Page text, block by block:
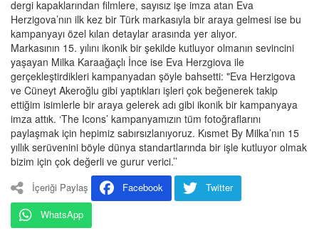
dergi kapaklarından filmlere, sayısız işe imza atan Eva
Herzigova’nın ilk kez bir Türk markasıyla bir araya gelmesi ise bu
kampanyayı özel kılan detaylar arasında yer alıyor.
Markasının 15. yılını ikonik bir şekilde kutluyor olmanın sevincini
yaşayan Milka Karaağaçlı İnce ise Eva Herzgiova ile
gerçekleştirdikleri kampanyadan şöyle bahsetti: "Eva Herzigova
ve Cüneyt Akeroğlu gibi yaptıkları işleri çok beğenerek takip
ettiğim isimlerle bir araya gelerek adı gibi ikonik bir kampanyaya
imza attık. ‘The Icons’ kampanyamızın tüm fotoğraflarını
paylaşmak için hepimiz sabırsızlanıyoruz. Kısmet By Milka’nın 15
yıllık serüvenini böyle dünya standartlarında bir işle kutluyor olmak
bizim için çok değerli ve gurur verici.’’
İçeriği Paylaş Facebook
Twitter
WhatsApp